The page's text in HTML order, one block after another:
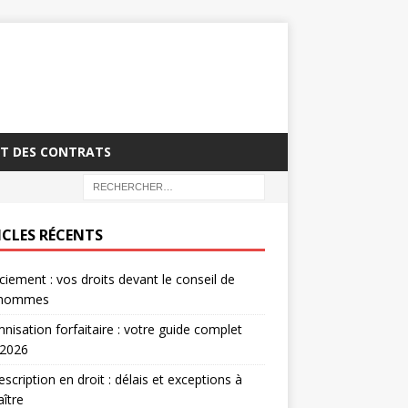
DES CONTRATS
RÉCENTS
: vos droits devant le conseil de
forfaitaire : votre guide complet
en droit : délais et exceptions à